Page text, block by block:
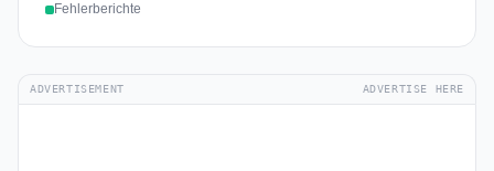
Fehlerberichte
ADVERTISEMENT ADVERTISE HERE